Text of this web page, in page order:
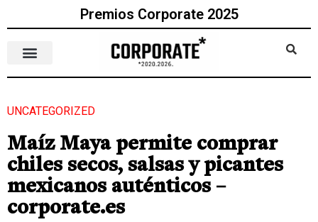
Premios Corporate 2025
UNCATEGORIZED
Maíz Maya permite comprar
chiles secos, salsas y picantes
mexicanos auténticos –
corporate.es